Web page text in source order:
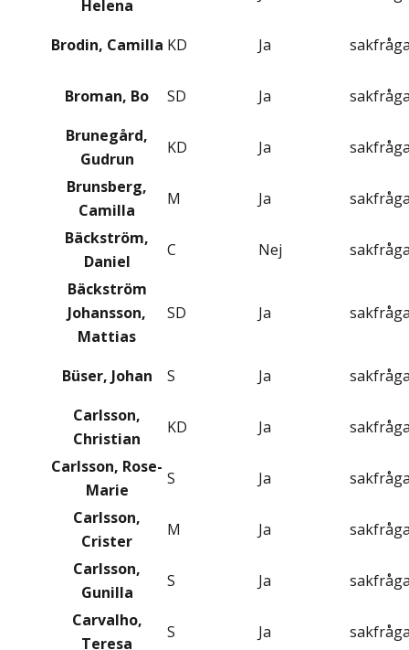
Helena
Brodin, Camilla KD Ja
Broman, Bo SD Ja
Brunegård,
Gudrun
KD Ja
Brunsberg,
Camilla
M Ja
Bäckström,
Daniel
C Nej
Bäckström
Johansson,
Mattias
SD Ja
Büser, Johan S Ja
Carlsson,
Christian
KD Ja
Carlsson, Rose-
Marie
S Ja
Carlsson,
Crister
M Ja
Carlsson,
Gunilla
S Ja
Carvalho,
Teresa
S Ja